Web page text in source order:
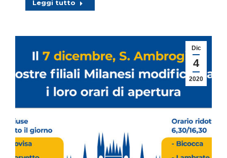
Leggi tutto
Dic
4
2020